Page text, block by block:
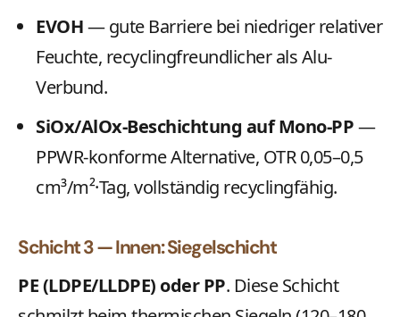
EVOH— gute Barriere bei niedriger relativer
Feuchte, recyclingfreundlicher als Alu-
Verbund.
SiOx/AlOx-Beschichtung auf Mono-PP—
PPWR-konforme Alternative, OTR 0,05–0,5
cm³/m²·Tag, vollständig recyclingfähig.
Schicht 3 — Innen: Siegelschicht
PE (LDPE/LLDPE) oder PP. Diese Schicht